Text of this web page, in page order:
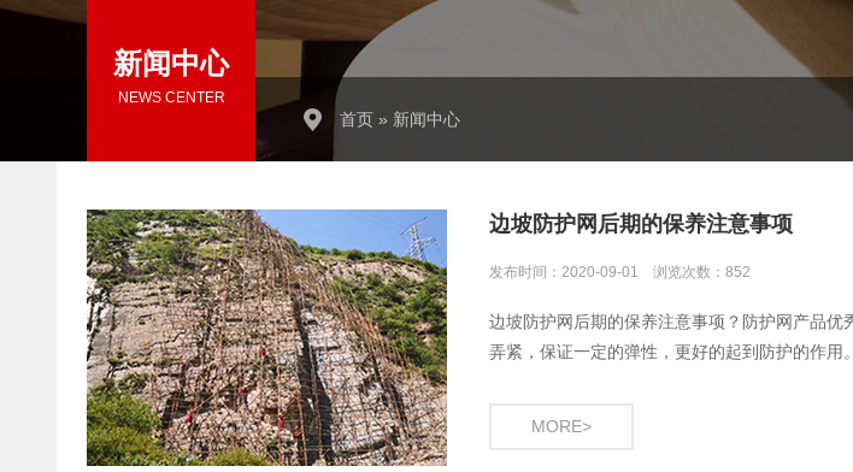
新闻中心
NEWS CENTER
首页 » 新闻中心
边坡防护网后期的保养注意事项
发布时间：2020-09-01 浏览次数：852
边坡防护网后期的保养注意事项？防护网产品
弄紧，保证一定的弹性，更好的起到防护的作用
MORE>